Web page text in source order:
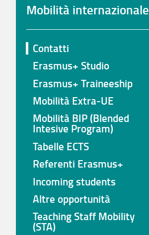
Mobilità internazionale
Contatti
Erasmus+ Studio
Erasmus+ Traineeship
Mobilità Extra-UE
Mobilità BIP (Blended
Intesive Program)
Tabelle ECTS
Referenti Erasmus+
Incoming students
Altre opportunità
Teaching Staff Mobility
(STA)